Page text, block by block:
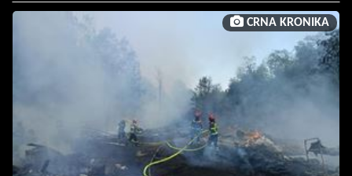
CRNA KRONIKA